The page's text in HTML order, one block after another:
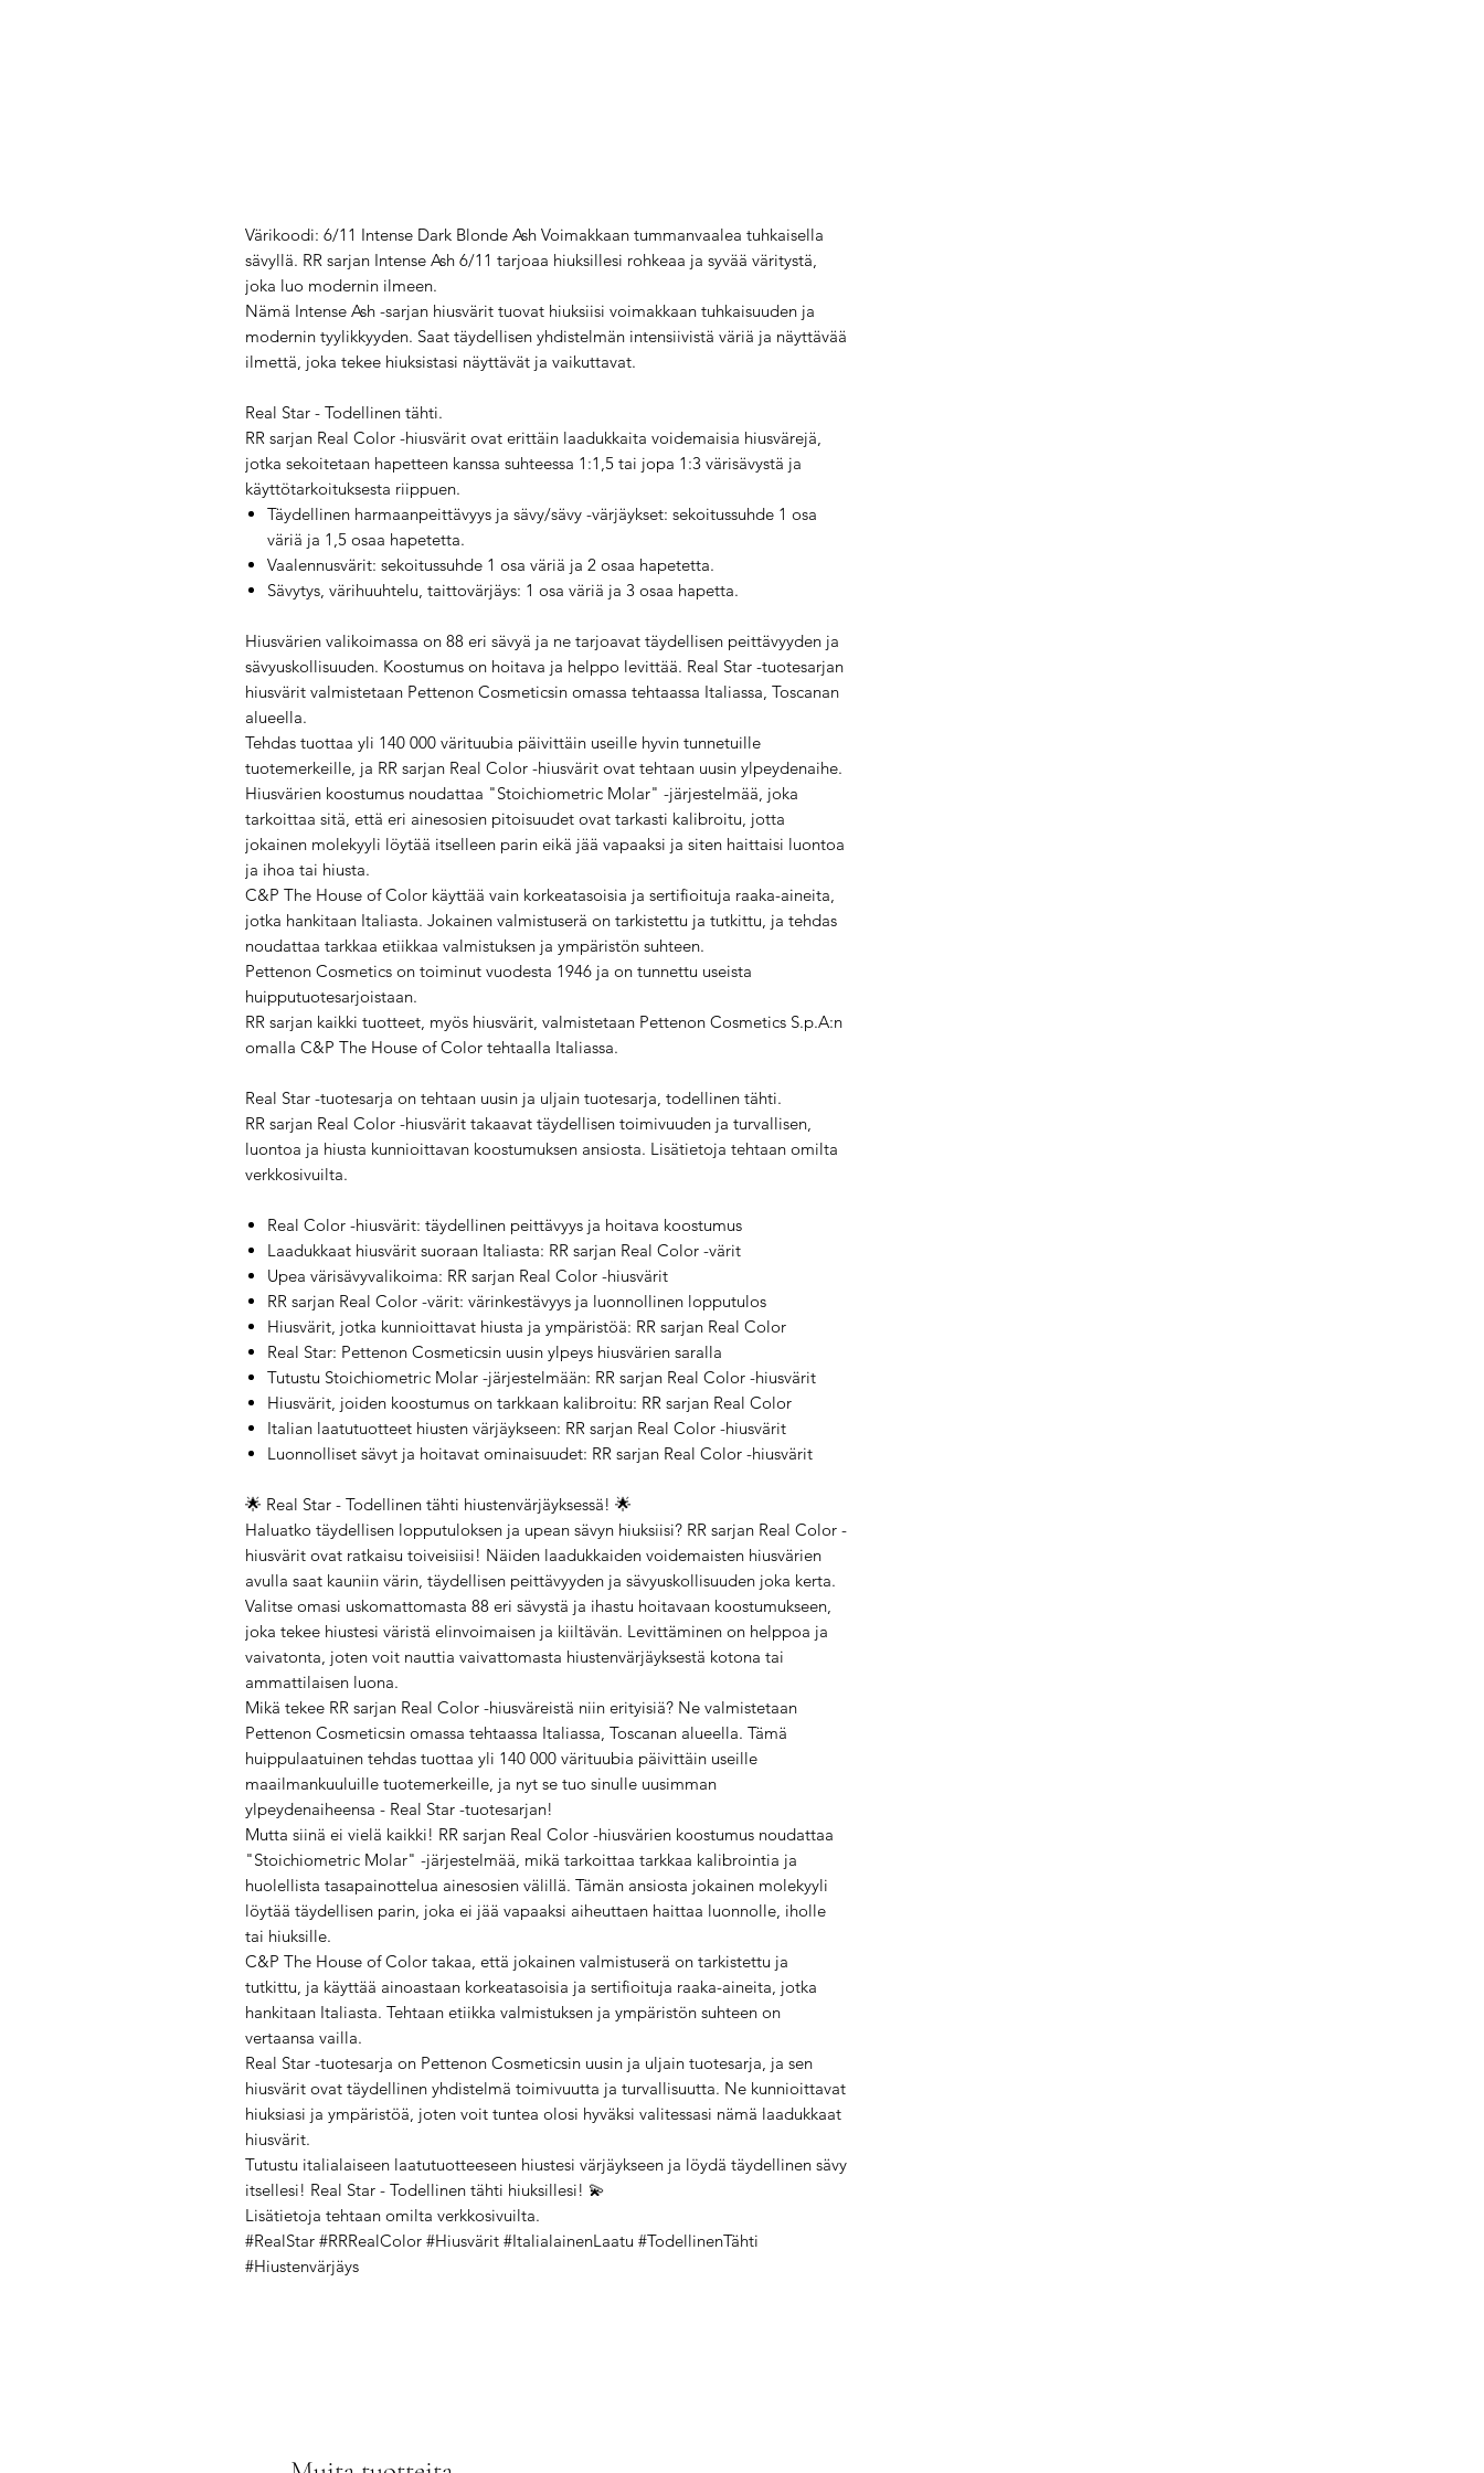
Värikoodi: 6/11 Intense Dark Blonde Ash Voimakkaan tummanvaalea tuhkaisella
sävyllä. RR sarjan Intense Ash 6/11 tarjoaa hiuksillesi rohkeaa ja syvää väritystä,
joka luo modernin ilmeen.
Nämä Intense Ash -sarjan hiusvärit tuovat hiuksiisi voimakkaan tuhkaisuuden ja
modernin tyylikkyyden. Saat täydellisen yhdistelmän intensiivistä väriä ja näyttävää
ilmettä, joka tekee hiuksistasi näyttävät ja vaikuttavat.
Real Star - Todellinen tähti.
RR sarjan Real Color -hiusvärit ovat erittäin laadukkaita voidemaisia hiusvärejä,
jotka sekoitetaan hapetteen kanssa suhteessa 1:1,5 tai jopa 1:3 värisävystä ja
käyttötarkoituksesta riippuen.
Täydellinen harmaanpeittävyys ja sävy/sävy -värjäykset: sekoitussuhde 1 osa
väriä ja 1,5 osaa hapetetta.
Vaalennusvärit: sekoitussuhde 1 osa väriä ja 2 osaa hapetetta.
Sävytys, värihuuhtelu, taittovärjäys: 1 osa väriä ja 3 osaa hapetta.
Hiusvärien valikoimassa on 88 eri sävyä ja ne tarjoavat täydellisen peittävyyden ja
sävyuskollisuuden. Koostumus on hoitava ja helppo levittää. Real Star -tuotesarjan
hiusvärit valmistetaan Pettenon Cosmeticsin omassa tehtaassa Italiassa, Toscanan
alueella.
Tehdas tuottaa yli 140 000 värituubia päivittäin useille hyvin tunnetuille
tuotemerkeille, ja RR sarjan Real Color -hiusvärit ovat tehtaan uusin ylpeydenaihe.
Hiusvärien koostumus noudattaa "Stoichiometric Molar" -järjestelmää, joka
tarkoittaa sitä, että eri ainesosien pitoisuudet ovat tarkasti kalibroitu, jotta
jokainen molekyyli löytää itselleen parin eikä jää vapaaksi ja siten haittaisi luontoa
ja ihoa tai hiusta.
C&P The House of Color käyttää vain korkeatasoisia ja sertifioituja raaka-aineita,
jotka hankitaan Italiasta. Jokainen valmistuserä on tarkistettu ja tutkittu, ja tehdas
noudattaa tarkkaa etiikkaa valmistuksen ja ympäristön suhteen.
Pettenon Cosmetics on toiminut vuodesta 1946 ja on tunnettu useista
huipputuotesarjoistaan.
RR sarjan kaikki tuotteet, myös hiusvärit, valmistetaan Pettenon Cosmetics S.p.A:n
omalla C&P The House of Color tehtaalla Italiassa.
Real Star -tuotesarja on tehtaan uusin ja uljain tuotesarja, todellinen tähti.
RR sarjan Real Color -hiusvärit takaavat täydellisen toimivuuden ja turvallisen,
luontoa ja hiusta kunnioittavan koostumuksen ansiosta. Lisätietoja tehtaan omilta
verkkosivuilta.
Real Color -hiusvärit: täydellinen peittävyys ja hoitava koostumus
Laadukkaat hiusvärit suoraan Italiasta: RR sarjan Real Color -värit
Upea värisävyvalikoima: RR sarjan Real Color -hiusvärit
RR sarjan Real Color -värit: värinkestävyys ja luonnollinen lopputulos
Hiusvärit, jotka kunnioittavat hiusta ja ympäristöä: RR sarjan Real Color
Real Star: Pettenon Cosmeticsin uusin ylpeys hiusvärien saralla
Tutustu Stoichiometric Molar -järjestelmään: RR sarjan Real Color -hiusvärit
Hiusvärit, joiden koostumus on tarkkaan kalibroitu: RR sarjan Real Color
Italian laatutuotteet hiusten värjäykseen: RR sarjan Real Color -hiusvärit
Luonnolliset sävyt ja hoitavat ominaisuudet: RR sarjan Real Color -hiusvärit
🌟 Real Star - Todellinen tähti hiustenvärjäyksessä! 🌟
Haluatko täydellisen lopputuloksen ja upean sävyn hiuksiisi? RR sarjan Real Color -
hiusvärit ovat ratkaisu toiveisiisi! Näiden laadukkaiden voidemaisten hiusvärien
avulla saat kauniin värin, täydellisen peittävyyden ja sävyuskollisuuden joka kerta.
Valitse omasi uskomattomasta 88 eri sävystä ja ihastu hoitavaan koostumukseen,
joka tekee hiustesi väristä elinvoimaisen ja kiiltävän. Levittäminen on helppoa ja
vaivatonta, joten voit nauttia vaivattomasta hiustenvärjäyksestä kotona tai
ammattilaisen luona.
Mikä tekee RR sarjan Real Color -hiusväreistä niin erityisiä? Ne valmistetaan
Pettenon Cosmeticsin omassa tehtaassa Italiassa, Toscanan alueella. Tämä
huippulaatuinen tehdas tuottaa yli 140 000 värituubia päivittäin useille
maailmankuuluille tuotemerkeille, ja nyt se tuo sinulle uusimman
ylpeydenaiheensa - Real Star -tuotesarjan!
Mutta siinä ei vielä kaikki! RR sarjan Real Color -hiusvärien koostumus noudattaa
"Stoichiometric Molar" -järjestelmää, mikä tarkoittaa tarkkaa kalibrointia ja
huolellista tasapainottelua ainesosien välillä. Tämän ansiosta jokainen molekyyli
löytää täydellisen parin, joka ei jää vapaaksi aiheuttaen haittaa luonnolle, iholle
tai hiuksille.
C&P The House of Color takaa, että jokainen valmistuserä on tarkistettu ja
tutkittu, ja käyttää ainoastaan korkeatasoisia ja sertifioituja raaka-aineita, jotka
hankitaan Italiasta. Tehtaan etiikka valmistuksen ja ympäristön suhteen on
vertaansa vailla.
Real Star -tuotesarja on Pettenon Cosmeticsin uusin ja uljain tuotesarja, ja sen
hiusvärit ovat täydellinen yhdistelmä toimivuutta ja turvallisuutta. Ne kunnioittavat
hiuksiasi ja ympäristöä, joten voit tuntea olosi hyväksi valitessasi nämä laadukkaat
hiusvärit.
Tutustu italialaiseen laatutuotteeseen hiustesi värjäykseen ja löydä täydellinen sävy
itsellesi! Real Star - Todellinen tähti hiuksillesi! 💫
Lisätietoja tehtaan omilta verkkosivuilta.
#RealStar #RRRealColor #Hiusvärit #ItalialainenLaatu #TodellinenTähti
#Hiustenvärjäys